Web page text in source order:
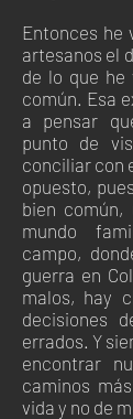
Entonces he
artesanos el
de lo que he
común. Esa
a pensar
punto de
conciliar con
opuesto,
bien común,
mundo
campo,
guerra en
malos, hay
decisiones
errados. Y
encontrar
caminos
vida y no de